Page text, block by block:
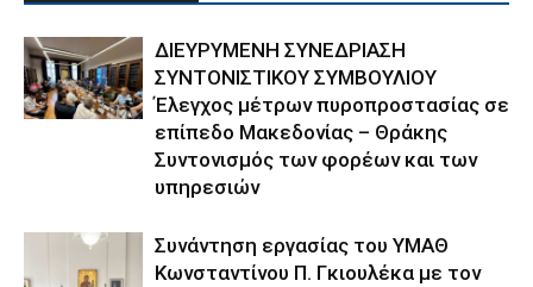
ΔΙΕΥΡΥΜΕΝΗ ΣΥΝΕΔΡΙΑΣΗ
ΣΥΝΤΟΝΙΣΤΙΚΟΥ ΣΥΜΒΟΥΛΙΟΥ
Έλεγχος μέτρων πυροπροστασίας σε
επίπεδο Μακεδονίας – Θράκης
Συντονισμός των φορέων και των
υπηρεσιών
Συνάντηση εργασίας του ΥΜΑΘ
Κωνσταντίνου Π. Γκιουλέκα με τον